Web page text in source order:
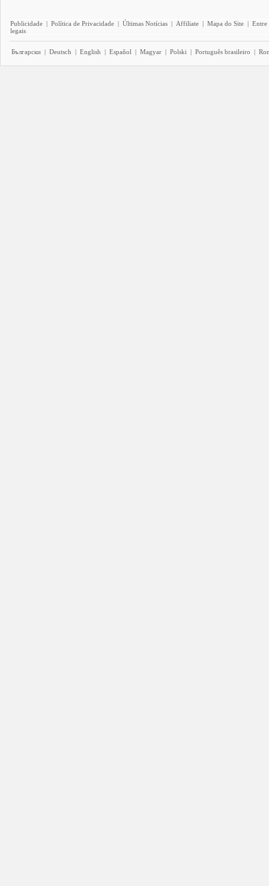
Publicidade | Política de Privacidade | Últimas Notícias | Affiliate | Mapa do Site | Entre
legais
Български | Deutsch | English | Español | Magyar | Polski | Português brasileiro |